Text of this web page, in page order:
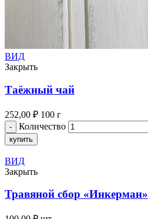
ВИД
Закрыть
Таёжный чай
252,00 ₽ 100 г
Количество
купить
ВИД
Закрыть
Травяной сбор «Инкерман»